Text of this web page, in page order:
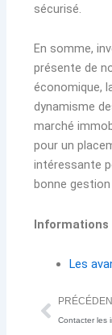
sécurisé.
En somme,
présente de
économique,
dynamisme
marché
pour un
intéressante
bonne
Informations
Les